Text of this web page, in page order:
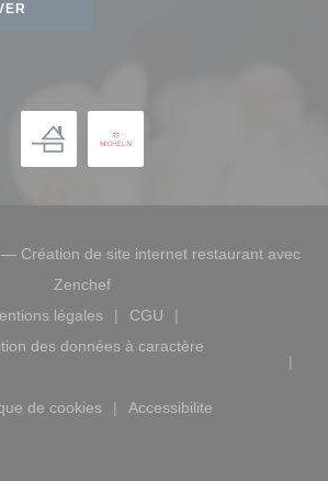
Création de site internet restaurant avec
Zenchef((ouvre une nouvelle fenêtre))
légales
((ouvre une nouvelle fenêtre))
CGU
((ouvre une nouvelle
des données à caractère
((ouvre une nouvelle fenêtre))
de cookies
((ouvre une nouvelle fenêtre))
Accessibilite